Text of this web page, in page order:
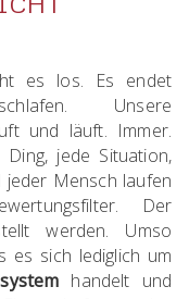
es los. Es endet
Unsere
und läuft. Immer.
jede Situation,
jeder Mensch laufen
Der
werden. Umso
es sich lediglich um
handelt und